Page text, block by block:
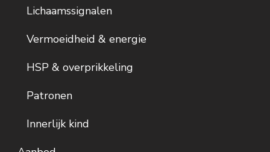
Lichaamssignalen
Vermoeidheid & energie
HSP & overprikkeling
Patronen
Innerlijk kind